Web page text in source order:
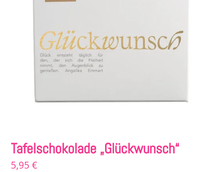
Tafelschokolade „Glückwunsch“
5,95 €